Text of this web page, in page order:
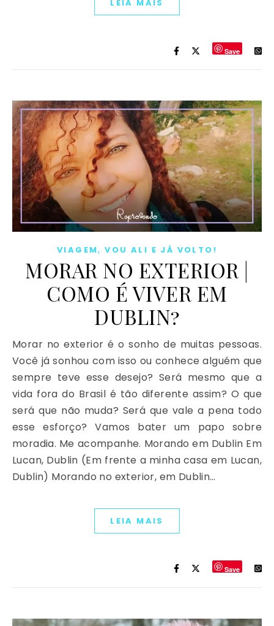
LEIA MAIS
Save
VIAGEM,VOU ALI E JÁ VOLTO!
MORAR NO EXTERIOR |
COMO É VIVER EM
DUBLIN?
Morar no exterior é o sonho de muitas pessoas.
Você já sonhou com isso ou conhece alguém que
sempre teve esse desejo? Será mesmo que a
vida fora do Brasil é tão diferente assim? O que
será que não muda? Será que vale a pena todo
esse esforço? Vamos bater um papo sobre
moradia. Me acompanhe. Morando em Dublin Em
Lucan, Dublin (Em frente a minha casa em Lucan,
Dublin) Morando no exterior, em Dublin…
LEIA MAIS
Save